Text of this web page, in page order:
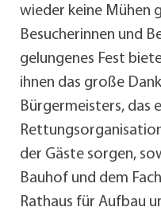
wieder keine Mühen
Besucherinnen und
gelungenes Fest
ihnen das große
Bürgermeisters, das
der Gäste sorgen,
Bauhof und dem
Rathaus für Aufbau